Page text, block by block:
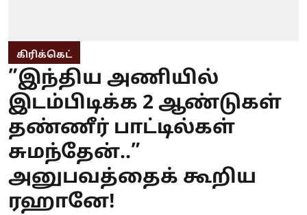
கிரிக்கெட்
”இந்திய அணியில்
இடம்பிடிக்க 2 ஆண்டுகள்
தண்ணீர் பாட்டில்கள்
சுமந்தேன்..”
அனுபவத்தைக் கூறிய
ரஹானே!